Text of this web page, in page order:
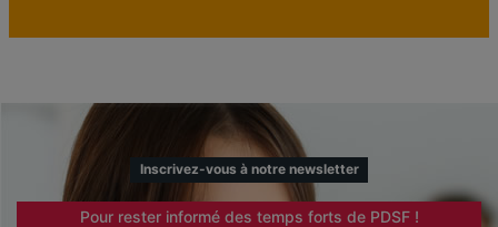
Inscrivez-vous à notre newsletter
Pour rester informé des temps forts de PDSF !